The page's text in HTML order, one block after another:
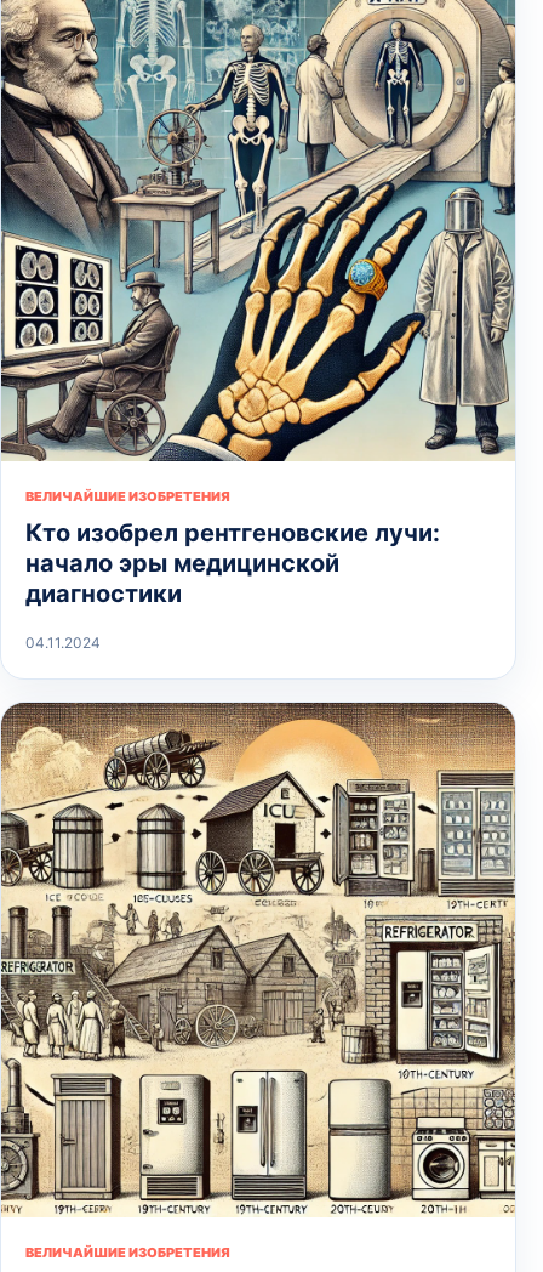
ВЕЛИЧАЙШИЕ ИЗОБРЕТЕНИЯ
Кто изобрел рентгеновские лучи:
начало эры медицинской
диагностики
04.11.2024
ВЕЛИЧАЙШИЕ ИЗОБРЕТЕНИЯ